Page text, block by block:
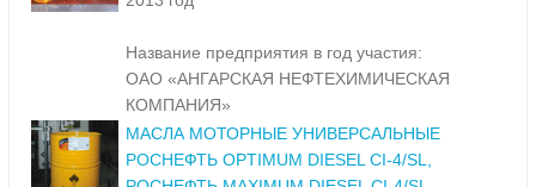
Название предприятия в год участия:
ОАО «АНГАРСКАЯ НЕФТЕХИМИЧЕСКАЯ
КОМПАНИЯ»
МАСЛА МОТОРНЫЕ УНИВЕРСАЛЬНЫЕ
РОСНЕФТЬ OPTIMUM DIESEL CI-4/SL,